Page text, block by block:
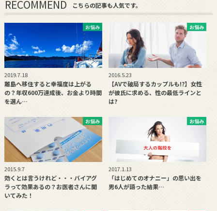
RECOMMEND こちらの記事も人気です。
お悩み
2019.7.18
離島へ移住すると幸福度は上がる
の？年収600万達成後、お金より時間
を選ん…
お悩み
2016.5.23
【AVで破局するカップルも!?】女性
が彼氏に求める、性の最低ラインと
は?
お悩み
2015.9.7
効くとは言うけれど・・・バイアグ
ラって効果あるの？お医者さんに聞
いてみた！
お悩み
2017.1.13
「はじめてのオナニー」の思い出を
男6人が語った結果…